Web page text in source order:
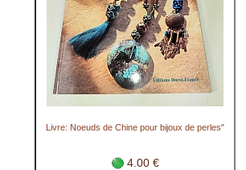
Livre: Noeuds de Chine pour bijoux de perles"
4.00 €